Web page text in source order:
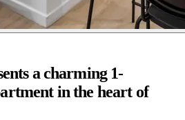
a charming 1-
in the heart of